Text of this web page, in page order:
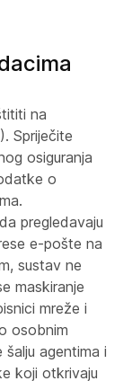
na
Spriječite
osiguranja
o
pregledavaju
e-pošte na
sustav ne
maskiranje
mreže i
osobnim
agentima i
koji otkrivaju